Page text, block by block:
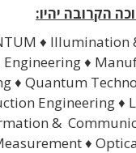
הקרובה יהיו:
♦ Illumination
♦
♦ Quantum
Engineering ♦
&
♦